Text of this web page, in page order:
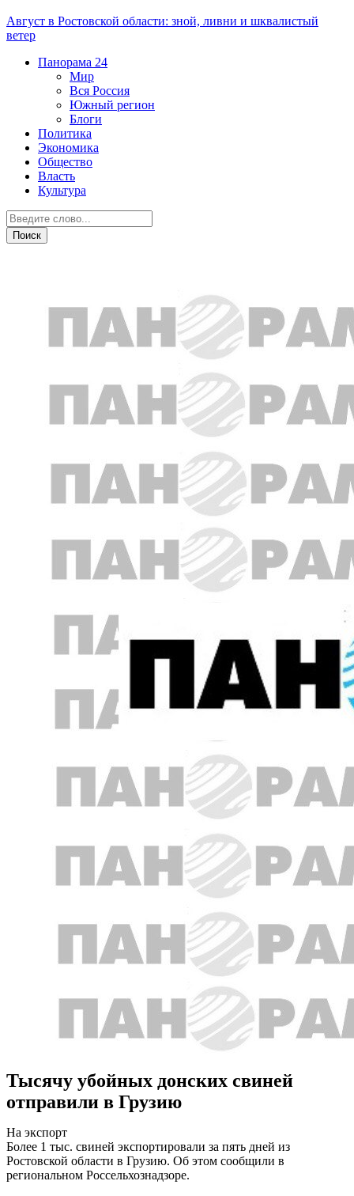
Август в Ростовской области: зной, ливни и шквалистый
ветер
Панорама 24
Мир
Вся Россия
Южный регион
Блоги
Политика
Экономика
Общество
Власть
Культура
Тысячу убойных донских свиней
отправили в Грузию
На экспорт
Более 1 тыс. свиней экспортировали за пять дней из
Ростовской области в Грузию. Об этом сообщили в
региональном Россельхознадзоре.